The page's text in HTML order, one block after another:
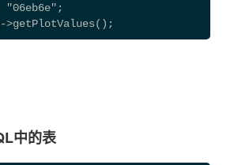
"06eb6e";
>getPlotValues();
中的表